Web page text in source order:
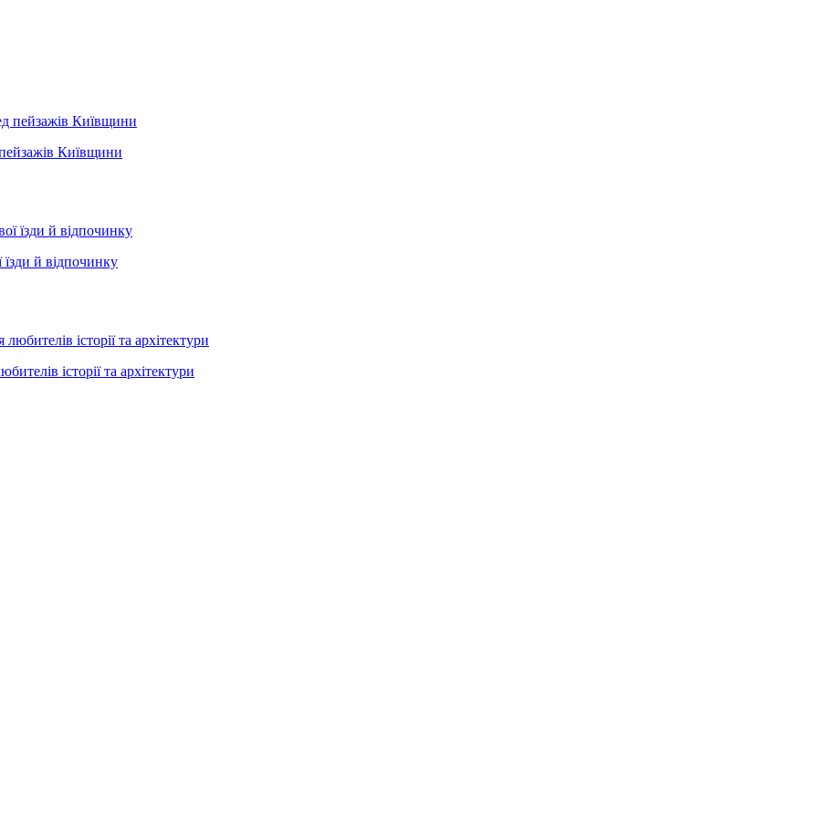
Київщини
й відпочинку
історії та архітектури